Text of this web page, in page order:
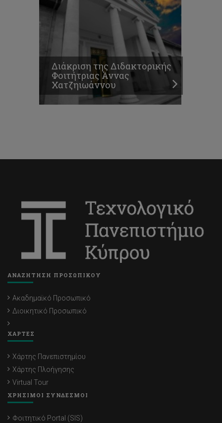
Διάκριση της Διδακτορικής
Φοιτήτριας Άννας
Χατζηιωάννου
ΑΝΑΖΗΤΗΣΗ ΠΡΟΣΩΠΙΚΟΥ
Ακαδημαϊκό Προσωπικό
Διοικητικό Προσωπικό
ΧΑΡΤΕΣ
Χάρτης Πανεπιστημίου
Χάρτης Πλοήγησης
Virtual Tour
ΧΡΗΣΙΜΟΙ ΣΥΝΔΕΣΜΟΙ
Φοιτητικό Portal (SIS)